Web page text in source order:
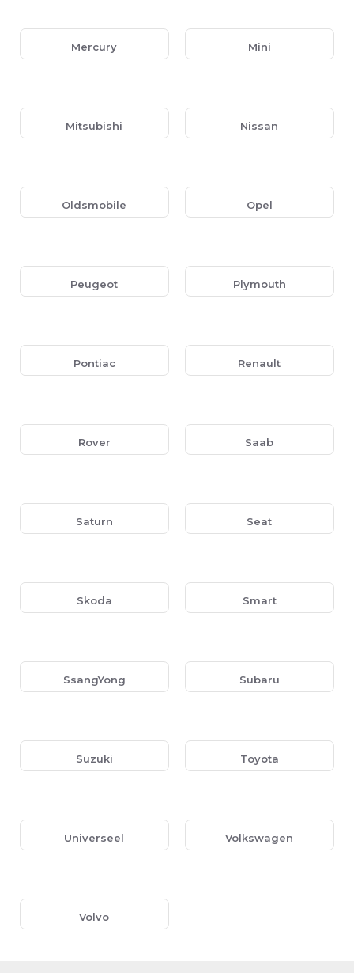
Mercury Mini
Mitsubishi Nissan
Oldsmobile Opel
Peugeot Plymouth
Pontiac Renault
Rover Saab
Saturn Seat
Skoda Smart
SsangYong Subaru
Suzuki Toyota
Universeel Volkswagen
Volvo